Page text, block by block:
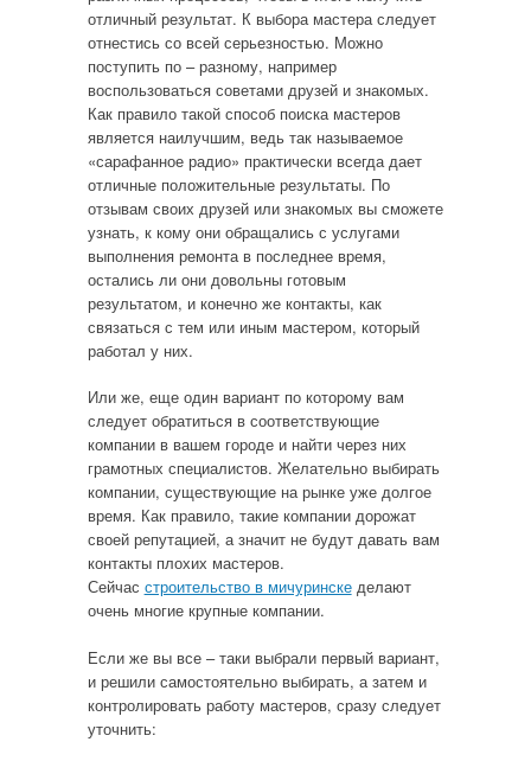
отличный результат. К выбора мастера следует
отнестись со всей серьезностью. Можно
поступить по – разному, например
воспользоваться советами друзей и знакомых.
Как правило такой способ поиска мастеров
является наилучшим, ведь так называемое
«сарафанное радио» практически всегда дает
отличные положительные результаты. По
отзывам своих друзей или знакомых вы сможете
узнать, к кому они обращались с услугами
выполнения ремонта в последнее время,
остались ли они довольны готовым
результатом, и конечно же контакты, как
связаться с тем или иным мастером, который
работал у них.
Или же, еще один вариант по которому вам
следует обратиться в соответствующие
компании в вашем городе и найти через них
грамотных специалистов. Желательно выбирать
компании, существующие на рынке уже долгое
время. Как правило, такие компании дорожат
своей репутацией, а значит не будут давать вам
контакты плохих мастеров.
Сейчас строительство в мичуринскеделают
очень многие крупные компании.
Если же вы все – таки выбрали первый вариант,
и решили самостоятельно выбирать, а затем и
контролировать работу мастеров, сразу следует
уточнить: